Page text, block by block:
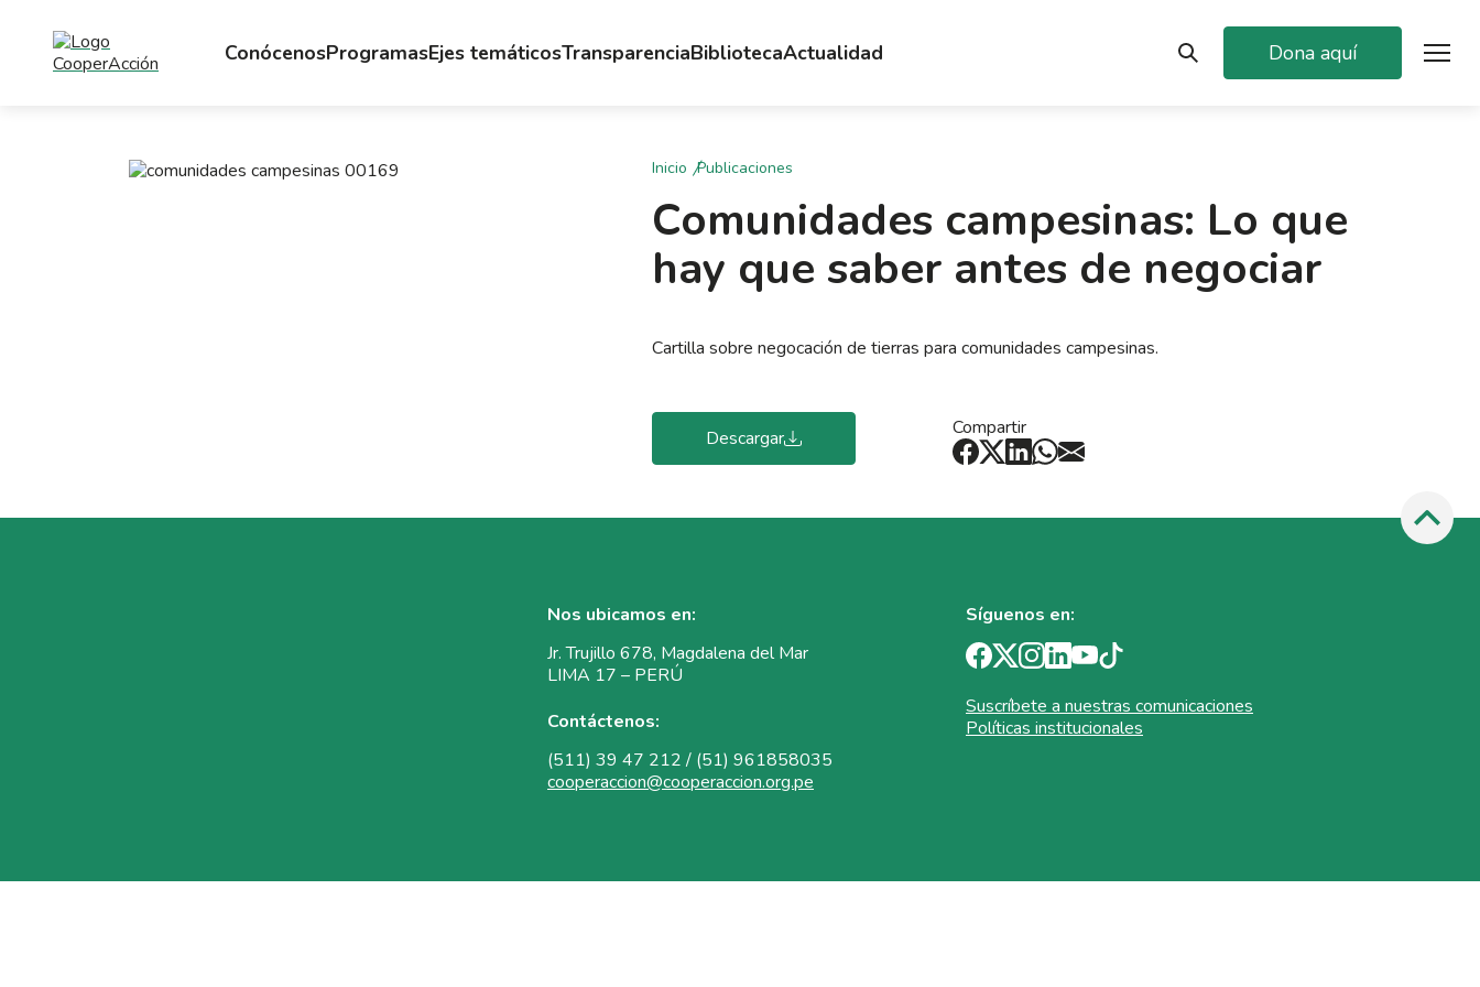
ConócenosProgramasEjes temáticosTransparenciaBibliotecaActualidad Dona aquí
Inicio Publicaciones
Comunidades campesinas: Lo que
hay que saber antes de negociar
Cartilla sobre negocación de tierras para comunidades campesinas.
Descargar Compartir
Nos ubicamos en:
Jr. Trujillo 678, Magdalena del Mar
LIMA 17 – PERÚ
Contáctenos:
(511) 39 47 212 / (51) 961858035
cooperaccion@cooperaccion.org.pe
Síguenos en:
Suscríbete a nuestras comunicaciones
Políticas institucionales